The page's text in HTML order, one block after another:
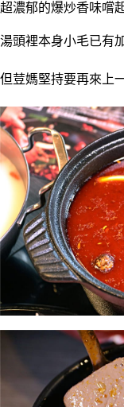
超濃郁的爆炒香味嚐
湯頭裡本身小毛已有
但荳媽堅持要再來上